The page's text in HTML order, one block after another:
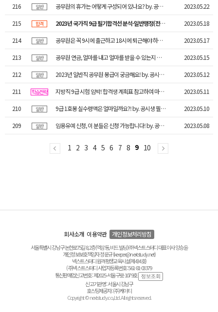
216 일반 공무원의 휴가는 어떻게 구성되어 있나요? by. 공시생 필독! 공직안내서 2023.05.22
215 합격 2023년 국가직 9급 필기합격선 분석-일반행정(전국) 89점! 2023.05.18
214 일반 공무원은 꼭 9시에 출근하고 18시에 퇴근해야 하나요? by. 공시생 필독! 공직안내서 2023.05.17
213 일반 공무원 연금, 얼마를 내고 얼마를 받을 수 있는지 궁금합니다! by. 공시생 필독! 공직안내서 2023.05.15
212 일반 2023년 일반직 공무원 봉급이 궁금해요! by. 공시생 필독! 공직안내서 2023.05.12
211 학습전략 지방직 9급 시험 임박! 합격생 계획표 참고하여 마무리 전략 수립하자! 2023.05.11
210 일반 9급 1호봉 실수령액은 얼마일까요?! by. 공시생 필독! 공직안내서 2023.05.10
209 일반 임용유예 신청, 이 분들은 신청 가능합니다! by. 공시생 필독! 공직안내서 2023.05.08
1 2 3 4 5 6 7 8 9 10
회사소개 이용약관 개인정보처리방침
서울특별시 강남구 논현로75길 8, 2층(역삼동, 비드 빌딩) ㈜넥스트스터디 대표이사 양승윤
개인정보보호책임자 정운규 (keeper@nextstudy.net)
넥스트스터디 원격평생교육시설(제434호)
(주)넥스트스터디 사업자등록번호 : 561-81-03379
통신판매업신고번호 : 제2025-서울구로-1079호
신고기관명 : 서울시 강남구
호스팅제공자 : (주)케이티
Copyright © nextstudy.co.,Ltd. All rights reserved.